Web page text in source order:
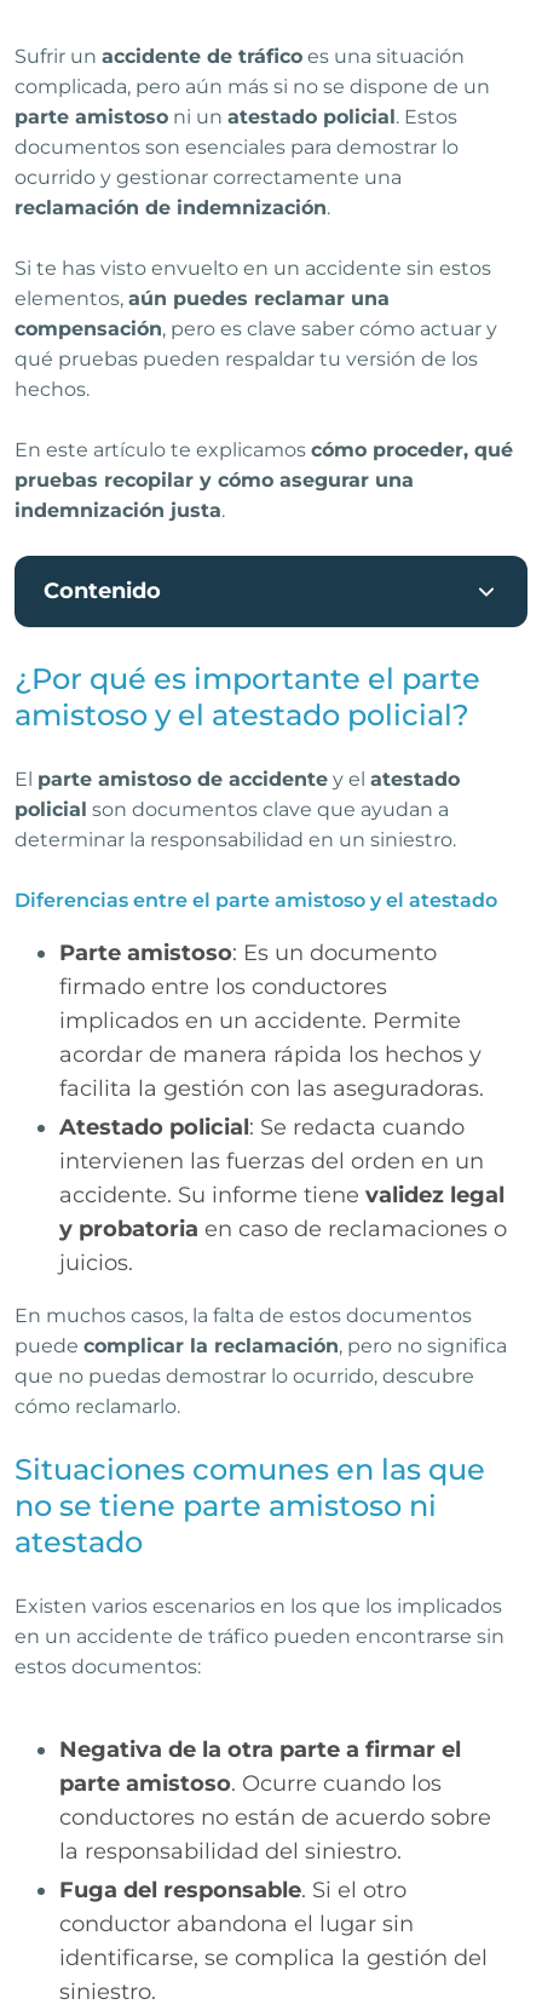
Sufrir un accidente de tráfico es una situación
complicada, pero aún más si no se dispone de un
parte amistoso ni un atestado policial . Estos
documentos son esenciales para demostrar lo
ocurrido y gestionar correctamente una
reclamación de indemnización.
Si te has visto envuelto en un accidente sin estos
elementos, aún puedes reclamar una
compensación, pero es clave saber cómo actuar y
qué pruebas pueden respaldar tu versión de los
hechos.
En este artículo te explicamos cómo proceder, qué
pruebas recopilar y cómo asegurar una
indemnización justa.
Contenido
¿Por qué es importante el parte
amistoso y el atestado policial?
El parte amistoso de accidente y el atestado
policial son documentos clave que ayudan a
determinar la responsabilidad en un siniestro.
Diferencias entre el parte amistoso y el atestado
Parte amistoso: Es un documento
firmado entre los conductores
implicados en un accidente. Permite
acordar de manera rápida los hechos y
facilita la gestión con las aseguradoras.
Atestado policial: Se redacta cuando
intervienen las fuerzas del orden en un
accidente. Su informe tiene validez legal
y probatoria en caso de reclamaciones o
juicios.
En muchos casos, la falta de estos documentos
puede complicar la reclamación, pero no significa
que no puedas demostrar lo ocurrido, descubre
cómo reclamarlo.
Situaciones comunes en las que
no se tiene parte amistoso ni
atestado
Existen varios escenarios en los que los implicados
en un accidente de tráfico pueden encontrarse sin
estos documentos:
Negativa de la otra parte a firmar el
parte amistoso. Ocurre cuando los
conductores no están de acuerdo sobre
la responsabilidad del siniestro.
Fuga del responsable. Si el otro
conductor abandona el lugar sin
identificarse, se complica la gestión del
siniestro.